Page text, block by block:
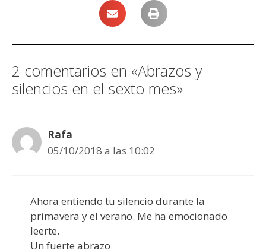
2 comentarios en «Abrazos y
silencios en el sexto mes»
Rafa
05/10/2018 a las 10:02
Ahora entiendo tu silencio durante la
primavera y el verano. Me ha emocionado
leerte.
Un fuerte abrazo